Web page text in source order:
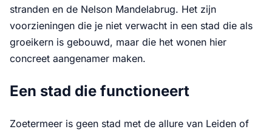
stranden en de Nelson Mandelabrug. Het zijn
voorzieningen die je niet verwacht in een stad die als
groeikern is gebouwd, maar die het wonen hier
concreet aangenamer maken.
Een stad die functioneert
Zoetermeer is geen stad met de allure van Leiden of